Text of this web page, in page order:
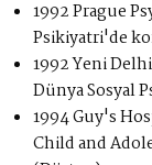
1992 Prague
Psikiyatri'de
1992 Yeni
Dünya Sosyal
1994 Guy's
Child and